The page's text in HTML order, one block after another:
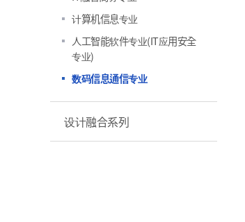
计算机信息专业
人工智能软件专业(IT应用安全
专业)
数码信息通信专业
设计融合系列